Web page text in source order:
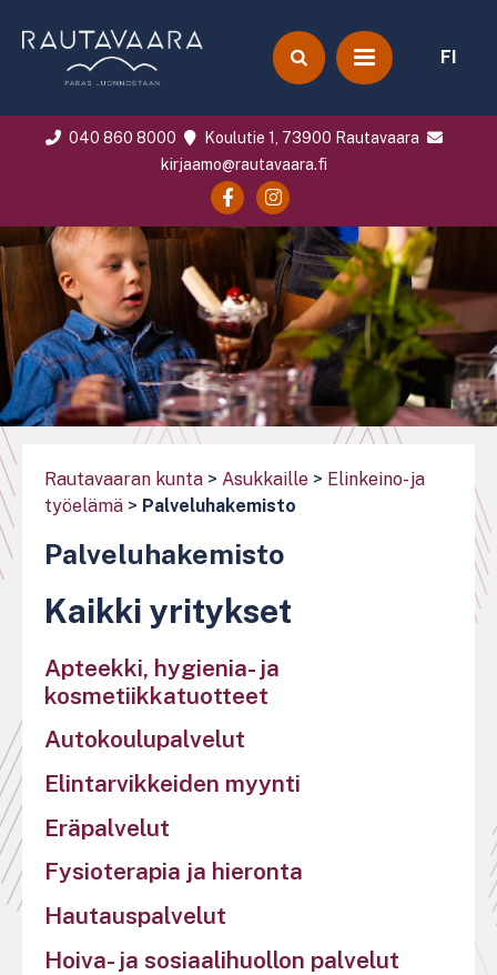
FI
040 860 8000
Koulutie 1, 73900 Rautavaara
kirjaamo@rautavaara.fi
Rautavaaran kunta > Asukkaille > Elinkeino- ja
työelämä > Palveluhakemisto
Palveluhakemisto
Kaikki yritykset
Apteekki, hygienia- ja
kosmetiikkatuotteet
Autokoulupalvelut
Elintarvikkeiden myynti
Eräpalvelut
Fysioterapia ja hieronta
Hautauspalvelut
Hoiva- ja sosiaalihuollon palvelut